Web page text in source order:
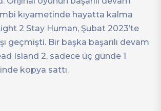
kıyametinde hayatta kalma
2 Stay Human, Şubat 2023’te
geçmişti. Bir başka başarılı devam
Island 2, sadece üç günde 1
kopya sattı.